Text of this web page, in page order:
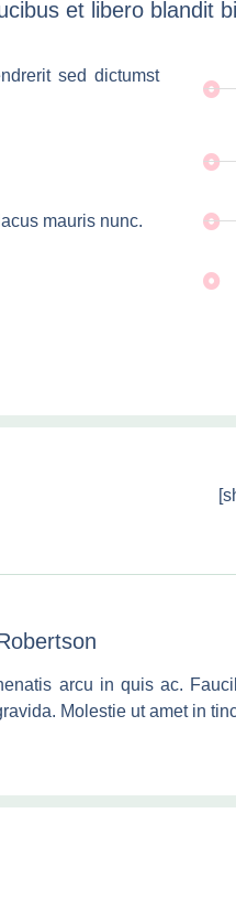
et libero blandit
sed dictumst
mauris nunc.
arcu in quis ac.
Molestie ut amet in